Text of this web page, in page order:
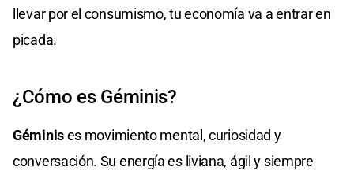
llevar por el consumismo, tu economía va a entrar en
picada.
¿Cómo es Géminis?
Géminises movimiento mental, curiosidad y
conversación. Su energía es liviana, ágil y siempre